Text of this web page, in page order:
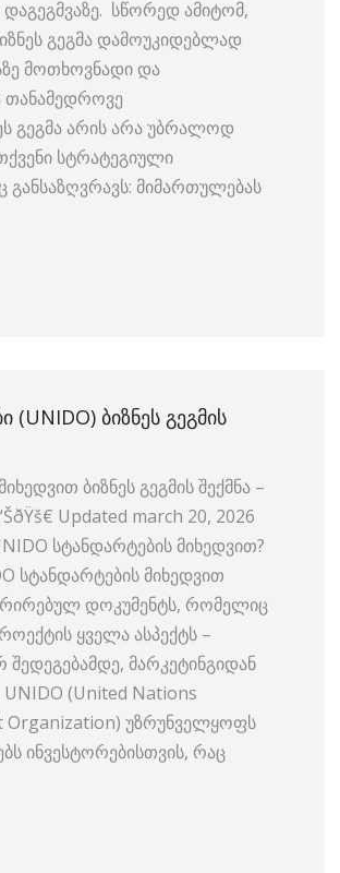
სწორედ ამიტომ,
გეგმა დამოუკიდებლად
მოთხოვნადი და
თანამედროვე
გეგმა არის არა უბრალოდ
სტრატეგიული
განსაზღვრავს: მიმართულებას
ᲑᲘᲖᲜᲔᲡ ᲒᲔᲒᲛᲘᲡ
ბიზნეს გეგმის შექმნა –
Updated march 20, 2026
სტანდარტების მიხედვით?
სტანდარტების მიხედვით
დოკუმენტს, რომელიც
ყველა ასპექტს –
შედეგებამდე, მარკეტინგიდან
UNIDO (United Nations
Organization) უზრუნველყოფს
ინვესტორებისთვის, რაც